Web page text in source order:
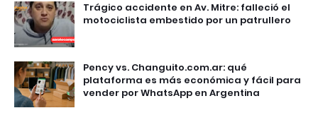
Trágico accidente en Av. Mitre: falleció el
motociclista embestido por un patrullero
Pency vs. Changuito.com.ar: qué
plataforma es más económica y fácil para
vender por WhatsApp en Argentina